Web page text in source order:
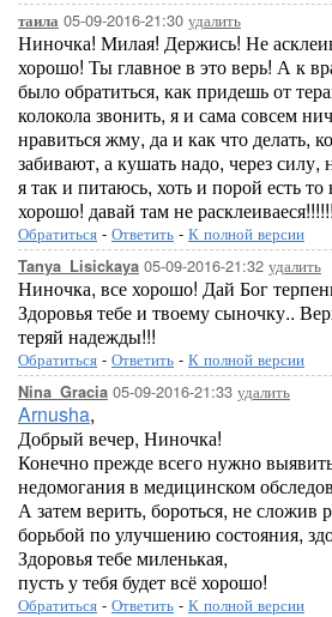
таила 05-09-2016-21:30 удалить
Ниночка! Милая! Держись! Не
хорошо! Ты главное в это верь! А к
было обратиться, как придешь от
колокола звонить, я и сама совсем
нравиться жму, да и как что делать,
забивают, а кушать надо, через силу,
я так и питаюсь, хоть и порой есть то
хорошо! давай там не
Обратиться - Ответить - К полной версии
Tanya_Lisickaya 05-09-2016-21:32 удалить
Ниночка, все хорошо! Дай Бог
Здоровья тебе и твоему сыночку..
теряй надежды!!!
Обратиться - Ответить - К полной версии
Nina_Gracia 05-09-2016-21:33 удалить
Arnusha,
Добрый вечер, Ниночка!
Конечно прежде всего нужно
недомогания в медицинском
А затем верить, бороться, не сложив
борьбой по улучшению состояния,
Здоровья тебе миленькая,
пусть у тебя будет всё хорошо!
Обратиться - Ответить - К полной версии